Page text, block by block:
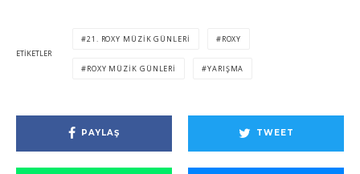
ETIKETLER
21. ROXY MÜZIK GÜNLERI ROXY
ROXY MÜZIK GÜNLERI YARIŞMA
PAYLAŞ TWEET